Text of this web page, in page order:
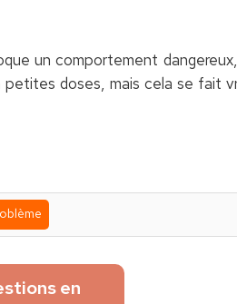
un comportement
doses, mais cela se fait
en